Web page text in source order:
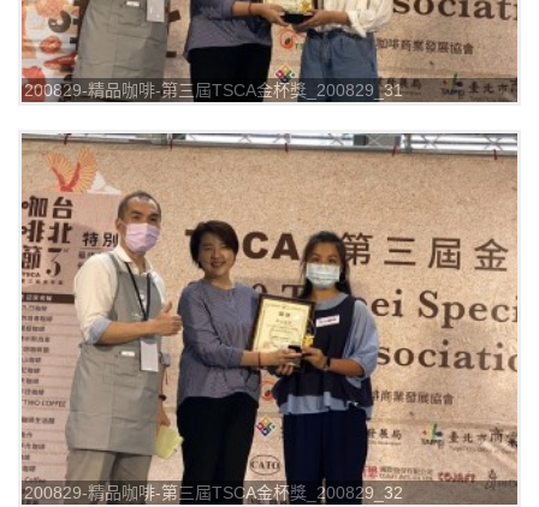
200829-精品咖啡-第三屆TSCA金杯獎_200829_31
200829-精品咖啡-第三屆TSCA金杯獎_200829_32